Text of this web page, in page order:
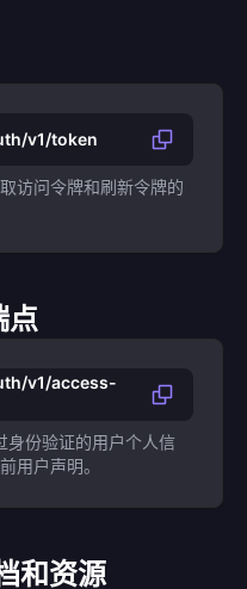
v1/token
访问令牌和刷新令牌的
点
v1/access-
身份验证的用户个人信
用户声明。
和资源